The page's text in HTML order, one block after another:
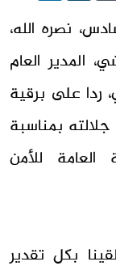
نصره الله،
المدير العام
ردا على برقية
بمناسبة
العامة للأمن
بكل تقدير